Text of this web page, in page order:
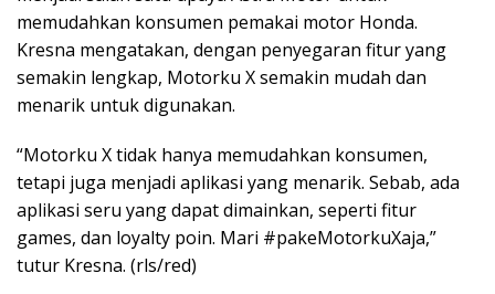
memudahkan konsumen pemakai motor Honda.
Kresna mengatakan, dengan penyegaran fitur yang
semakin lengkap, Motorku X semakin mudah dan
menarik untuk digunakan.
“Motorku X tidak hanya memudahkan konsumen,
tetapi juga menjadi aplikasi yang menarik. Sebab, ada
aplikasi seru yang dapat dimainkan, seperti fitur
games, dan loyalty poin. Mari #pakeMotorkuXaja,”
tutur Kresna. (rls/red)